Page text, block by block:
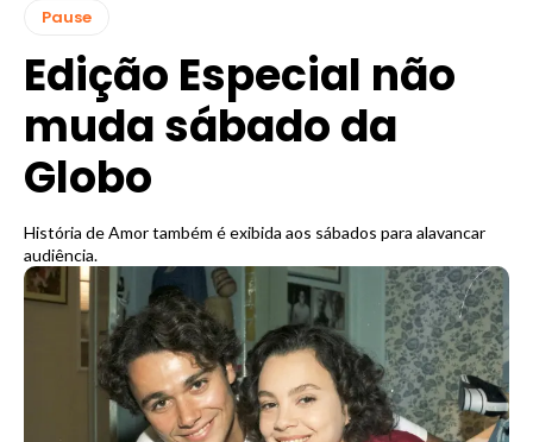
Pause
Edição Especial não
muda sábado da
Globo
História de Amor também é exibida aos sábados para alavancar
audiência.